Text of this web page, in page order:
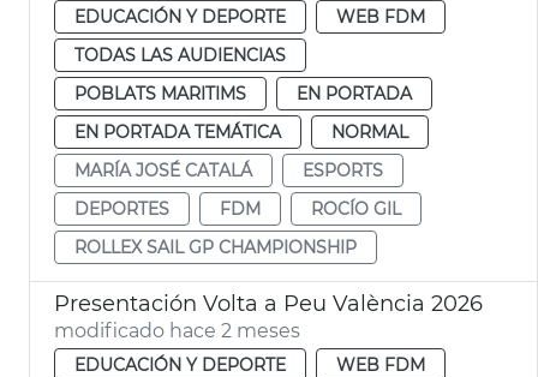
EDUCACIÓN Y DEPORTE
WEB FDM
TODAS LAS AUDIENCIAS
POBLATS MARITIMS
EN PORTADA
EN PORTADA TEMÁTICA
NORMAL
MARÍA JOSÉ CATALÁ
ESPORTS
DEPORTES
FDM
ROCÍO GIL
ROLLEX SAIL GP CHAMPIONSHIP
Presentación Volta a Peu València 2026
modificado hace 2 meses
EDUCACIÓN Y DEPORTE
WEB FDM